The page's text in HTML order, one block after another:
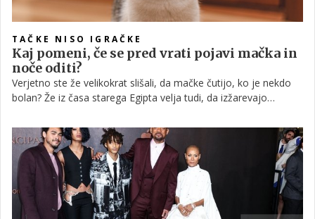
TAČKE NISO IGRAČKE
Kaj pomeni, če se pred vrati pojavi mačka in
noče oditi?
Verjetno ste že velikokrat slišali, da mačke čutijo, ko je nekdo
bolan? Že iz časa starega Egipta velja tudi, da izžarevajo
zaradi svoje prijaznosti in milosti. Kaj pa pomeni ljudsko
prepričanje, ko se mačka pojavi pred vašimi vrati in noče oditi?